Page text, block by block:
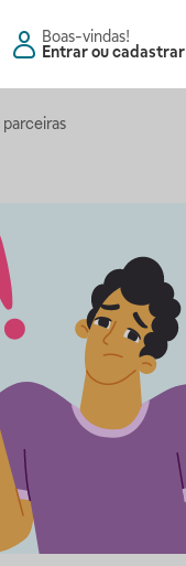
Boas-vindas!
Entrar ou cadastrar
parceiras